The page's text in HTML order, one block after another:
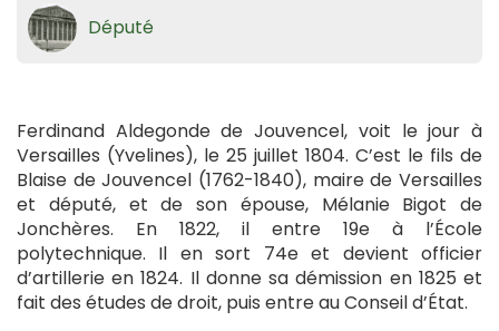
Député
Ferdinand Aldegonde de Jouvencel, voit le jour à
Versailles (Yvelines), le 25 juillet 1804. C’est le fils de
Blaise de Jouvencel (1762-1840), maire de Versailles
et député, et de son épouse, Mélanie Bigot de
Jonchères. En 1822, il entre 19e à l’École
polytechnique. Il en sort 74e et devient officier
d’artillerie en 1824. Il donne sa démission en 1825 et
fait des études de droit, puis entre au Conseil d’État.